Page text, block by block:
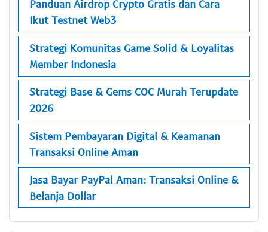
Panduan Airdrop Crypto Gratis dan Cara
Ikut Testnet Web3
Strategi Komunitas Game Solid & Loyalitas
Member Indonesia
Strategi Base & Gems COC Murah Terupdate
2026
Sistem Pembayaran Digital & Keamanan
Transaksi Online Aman
Jasa Bayar PayPal Aman: Transaksi Online &
Belanja Dollar